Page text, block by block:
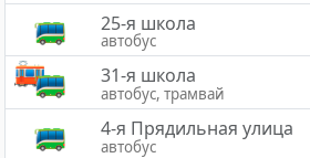
25-я школа
автобус
31-я школа
автобус, трамвай
4-я Прядильная улица
автобус